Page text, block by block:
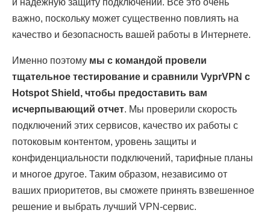
и надежную защиту подключений. Все это очень
важно, поскольку может существенно повлиять на
качество и безопасность вашей работы в Интернете.
Именно поэтому мы с командой провели
тщательное тестирование и сравнили VyprVPN с
Hotspot Shield, чтобы предоставить вам
исчерпывающий отчет. Мы проверили скорость
подключений этих сервисов, качество их работы с
потоковым контентом, уровень защиты и
конфиденциальности подключений, тарифные планы
и многое другое. Таким образом, независимо от
ваших приоритетов, вы сможете принять взвешенное
решение и выбрать лучший VPN-сервис.